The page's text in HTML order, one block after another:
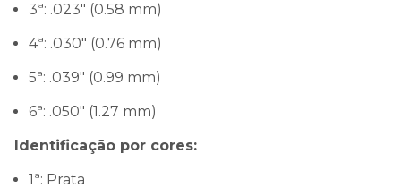
3ª: .023" (0.58 mm)
4ª: .030" (0.76 mm)
5ª: .039" (0.99 mm)
6ª: .050" (1.27 mm)
Identificação por cores:
1ª: Prata